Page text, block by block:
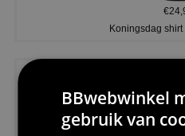
Koningsdag
BBwebwinkel
gebruik van